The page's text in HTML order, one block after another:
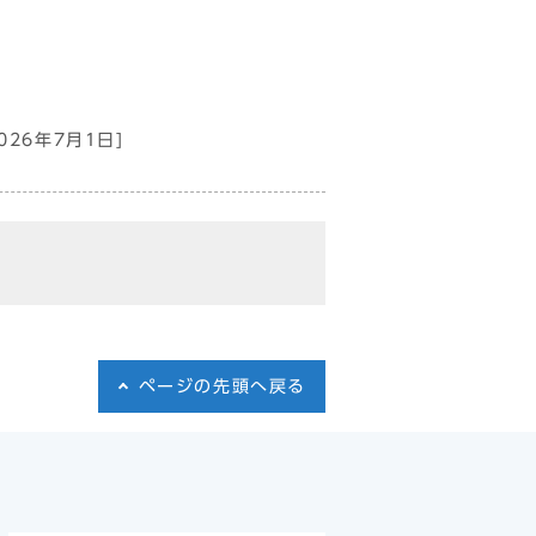
年7月1日]
ページの先頭へ戻る